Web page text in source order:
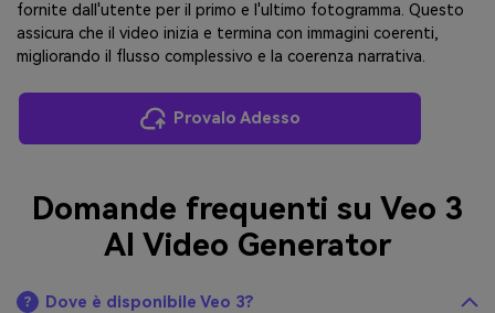
fornite dall'utente per il primo e l'ultimo fotogramma. Questo
assicura che il video inizia e termina con immagini coerenti,
migliorando il flusso complessivo e la coerenza narrativa.
Provalo Adesso
Domande frequenti su Veo 3
AI Video Generator
Dove è disponibile Veo 3?